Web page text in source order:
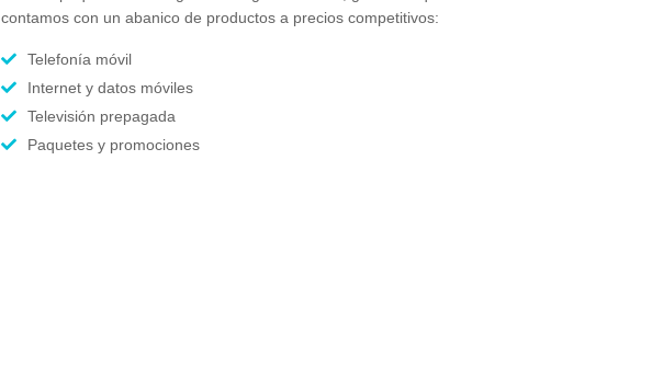
contamos con un abanico de productos a precios competitivos:
Telefonía móvil
Internet y datos móviles
Televisión prepagada
Paquetes y promociones